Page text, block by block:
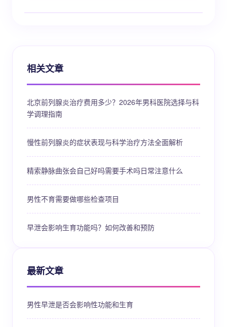
相关文章
北京前列腺炎治疗费用多少？2026年男科医院选择与科
学调理指南
慢性前列腺炎的症状表现与科学治疗方法全面解析
精索静脉曲张会自己好吗需要手术吗日常注意什么
男性不育需要做哪些检查项目
早泄会影响生育功能吗？如何改善和预防
最新文章
男性早泄是否会影响性功能和生育